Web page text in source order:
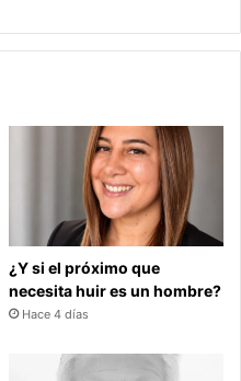
¿Y si el próximo que
necesita huir es un hombre?
Hace 4 días